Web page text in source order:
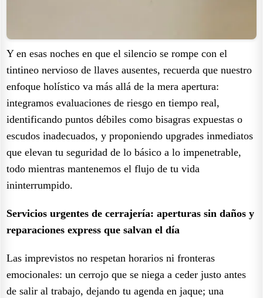
Y en esas noches en que el silencio se rompe con el
tintineo nervioso de llaves ausentes, recuerda que nuestro
enfoque holístico va más allá de la mera apertura:
integramos evaluaciones de riesgo en tiempo real,
identificando puntos débiles como bisagras expuestas o
escudos inadecuados, y proponiendo upgrades inmediatos
que elevan tu seguridad de lo básico a lo impenetrable,
todo mientras mantenemos el flujo de tu vida
ininterrumpido.
Servicios urgentes de cerrajería: aperturas sin daños y
reparaciones express que salvan el día
Las imprevistos no respetan horarios ni fronteras
emocionales: un cerrojo que se niega a ceder justo antes
de salir al trabajo, dejando tu agenda en jaque; una